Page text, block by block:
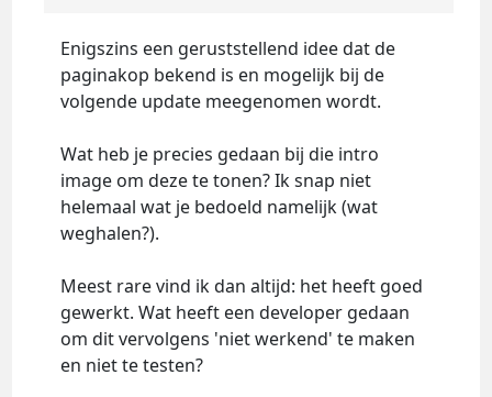
Enigszins een geruststellend idee dat de
paginakop bekend is en mogelijk bij de
volgende update meegenomen wordt.
Wat heb je precies gedaan bij die intro
image om deze te tonen? Ik snap niet
helemaal wat je bedoeld namelijk (wat
weghalen?).
Meest rare vind ik dan altijd: het heeft goed
gewerkt. Wat heeft een developer gedaan
om dit vervolgens 'niet werkend' te maken
en niet te testen?